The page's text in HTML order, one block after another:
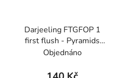
Darjeeling FTGFOP 1
first flush - Pyramids
(BONThé) - Oxalis
Objednáno